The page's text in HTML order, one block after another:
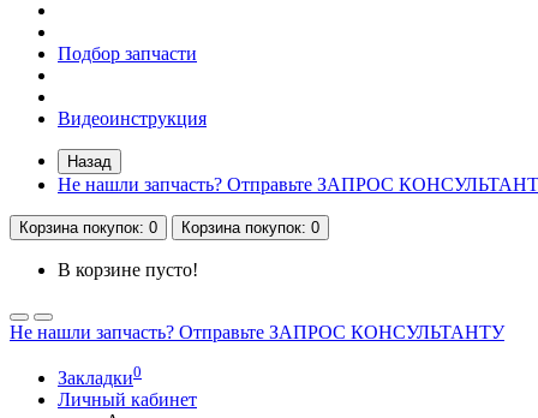
Подбор запчасти
Видеоинструкция
Назад
Не нашли запчасть? Отправьте ЗАПРОС
Корзинапокупок: 0 Корзинапокупок: 0
В корзине пусто!
Не нашли запчасть? Отправьте ЗАПРОС КОНСУЛЬТАНТУ
Закладки0
Личный кабинет